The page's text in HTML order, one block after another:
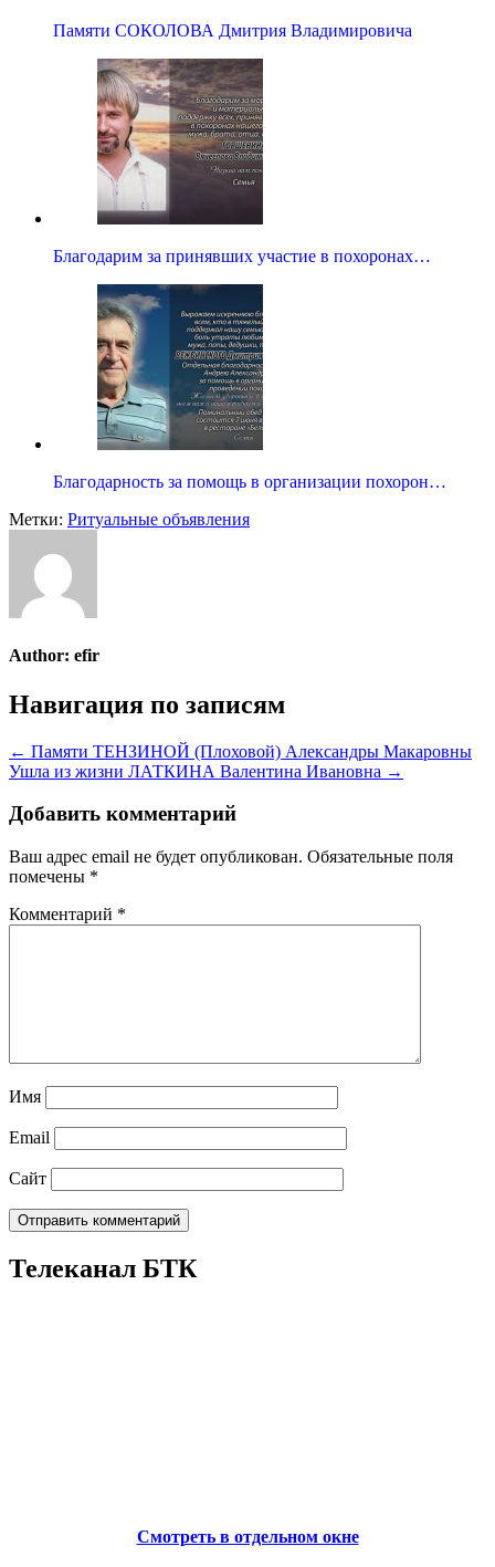
Памяти СОКОЛОВА Дмитрия Владимировича
Благодарим за принявших участие в похоронах…
Благодарность за помощь в организации похорон…
Метки: Ритуальные объявления
Author: efir
Навигация по записям
← Памяти ТЕНЗИНОЙ (Плоховой) Александры Макаровны
Ушла из жизни ЛАТКИНА Валентина Ивановна →
Добавить комментарий
Ваш адрес email не будет опубликован. Обязательные поля
помечены *
Комментарий *
Имя
Email
Сайт
Телеканал БТК
Смотреть в отдельном окне